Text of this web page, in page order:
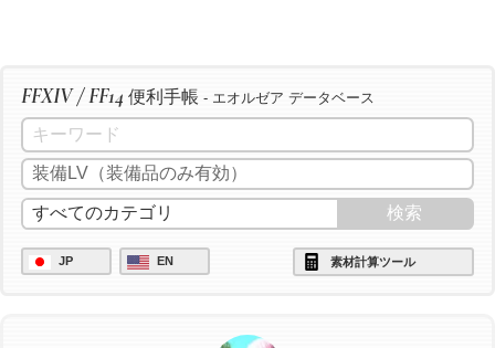
FFXIV / FF14 便利手帳 - エオルゼア データベース
JP EN 素材計算ツール